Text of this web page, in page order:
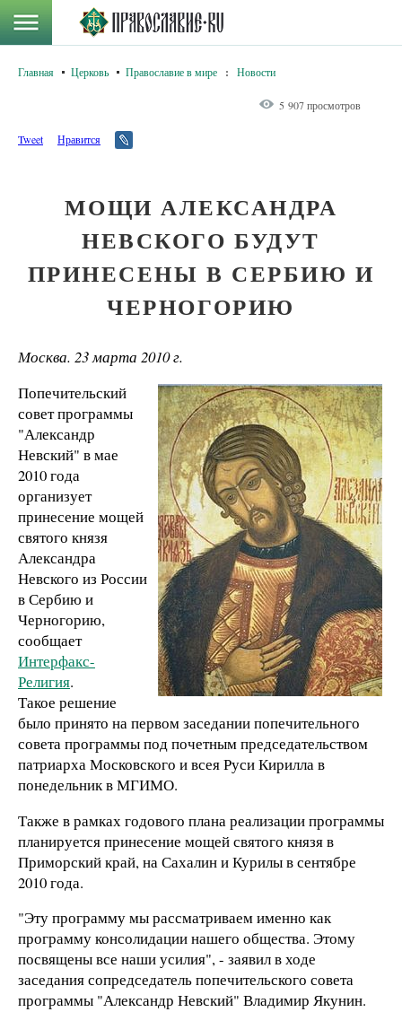
Главная Церковь Православие в мире : Новости
5 907 просмотров
Tweet Нравится
МОЩИ АЛЕКСАНДРА
НЕВСКОГО БУДУТ
ПРИНЕСЕНЫ В СЕРБИЮ И
ЧЕРНОГОРИЮ
Москва. 23 марта 2010 г.
Попечительский
совет программы
"Александр
Невский" в мае
2010 года
организует
принесение мощей
святого князя
Александра
Невского из России
в Сербию и
Черногорию,
сообщает
Интерфакс-
Религия.
Такое решение
было принято на первом заседании попечительного
совета программы под почетным председательством
патриарха Московского и всея Руси Кирилла в
понедельник в МГИМО.
Также в рамках годового плана реализации программы
планируется принесение мощей святого князя в
Приморский край, на Сахалин и Курилы в сентябре
2010 года.
"Эту программу мы рассматриваем именно как
программу консолидации нашего общества. Этому
посвящены все наши усилия", - заявил в ходе
заседания сопредседатель попечительского совета
программы "Александр Невский" Владимир Якунин.